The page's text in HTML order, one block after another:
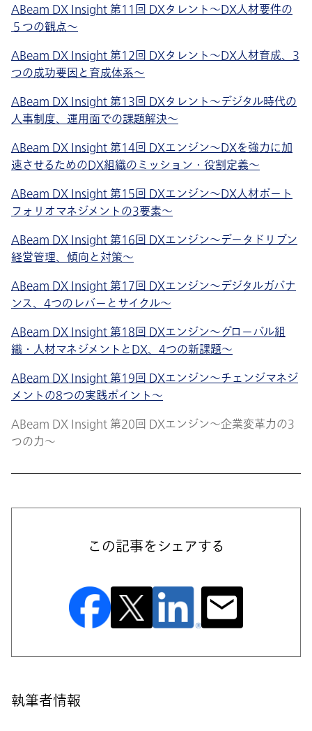
ABeam DX Insight 第11回 DXタレント〜DX人材要件の
５つの観点～
ABeam DX Insight 第12回 DXタレント〜DX人材育成、3
つの成功要因と育成体系～
ABeam DX Insight 第13回 DXタレント〜デジタル時代の
人事制度、運用面での課題解決～
ABeam DX Insight 第14回 DXエンジン〜DXを強力に加
速させるためのDX組織のミッション・役割定義～
ABeam DX Insight 第15回 DXエンジン〜DX人材ポート
フォリオマネジメントの3要素～
ABeam DX Insight 第16回 DXエンジン〜データドリブン
経営管理、傾向と対策～
ABeam DX Insight 第17回 DXエンジン〜デジタルガバナ
ンス、4つのレバーとサイクル～
ABeam DX Insight 第18回 DXエンジン〜グローバル組
織・人材マネジメントとDX、4つの新課題～
ABeam DX Insight 第19回 DXエンジン～チェンジマネジ
メントの8つの実践ポイント～
ABeam DX Insight 第20回 DXエンジン～企業変革力の3
つの力～
この記事をシェアする
執筆者情報